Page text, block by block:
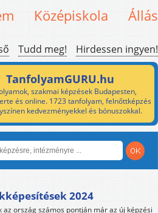
Középiskola Állás
Tudd meg! Hirdessen ingyen!
TanfolyamGURU.hu
szakmai képzések Budapesten,
és online. 1723 tanfolyam, felnőttképzés
kedvezményekkel és bónuszokkal.
2024
az ország számos pontján már az új képzési